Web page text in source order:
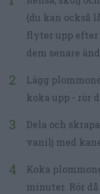
(du kan också
flyter upp efter
dem senare
Lägg
koka upp - rör
Dela och
vanilj med
Koka
minuter. Rör